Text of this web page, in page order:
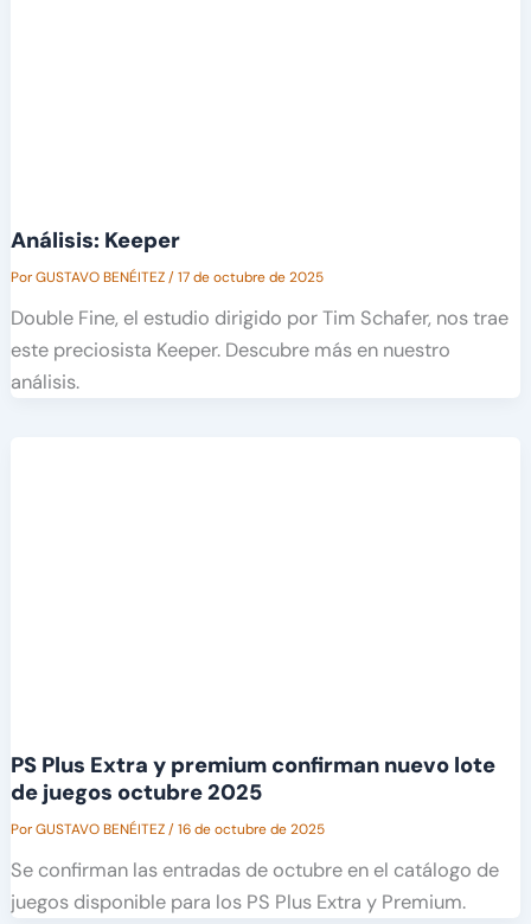
Análisis: Keeper
PorGUSTAVO BENÉITEZ/17 de octubre de 2025
Double Fine, el estudio dirigido por Tim Schafer, nos trae
este preciosista Keeper. Descubre más en nuestro
análisis.
PS Plus Extra y premium confirman nuevo lote
de juegos octubre 2025
PorGUSTAVO BENÉITEZ/16 de octubre de 2025
Se confirman las entradas de octubre en el catálogo de
juegos disponible para los PS Plus Extra y Premium.